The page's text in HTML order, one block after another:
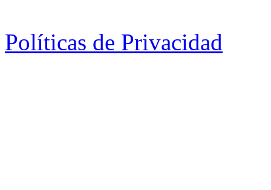
Políticas de Privacidad